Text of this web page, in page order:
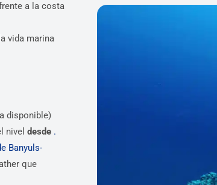
a la costa
vida marina
disponible)
nivel desde .
Banyuls-
que